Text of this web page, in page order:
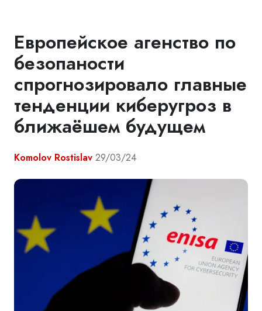
Европейское агенство по
безопаности
спрогнозировало главные
тенденции киберугроз в
ближаёшем будущем
Komolov Rostislav 29/03/24